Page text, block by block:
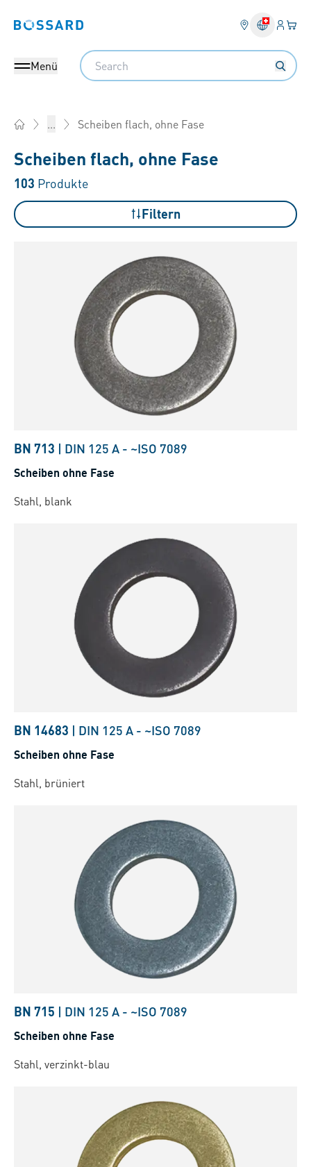
Bossard homepage Ihr
Menü
Search
... Scheiben flach, ohne Fase
Scheiben flach, ohne Fase
103 Produkte
Filtern
BN 713 | DIN 125 A - ~ISO 7089
Scheiben ohne Fase
Stahl, blank
BN 14683 | DIN 125 A - ~ISO 7089
Scheiben ohne Fase
Stahl, brüniert
BN 715 | DIN 125 A - ~ISO 7089
Scheiben ohne Fase
Stahl, verzinkt-blau